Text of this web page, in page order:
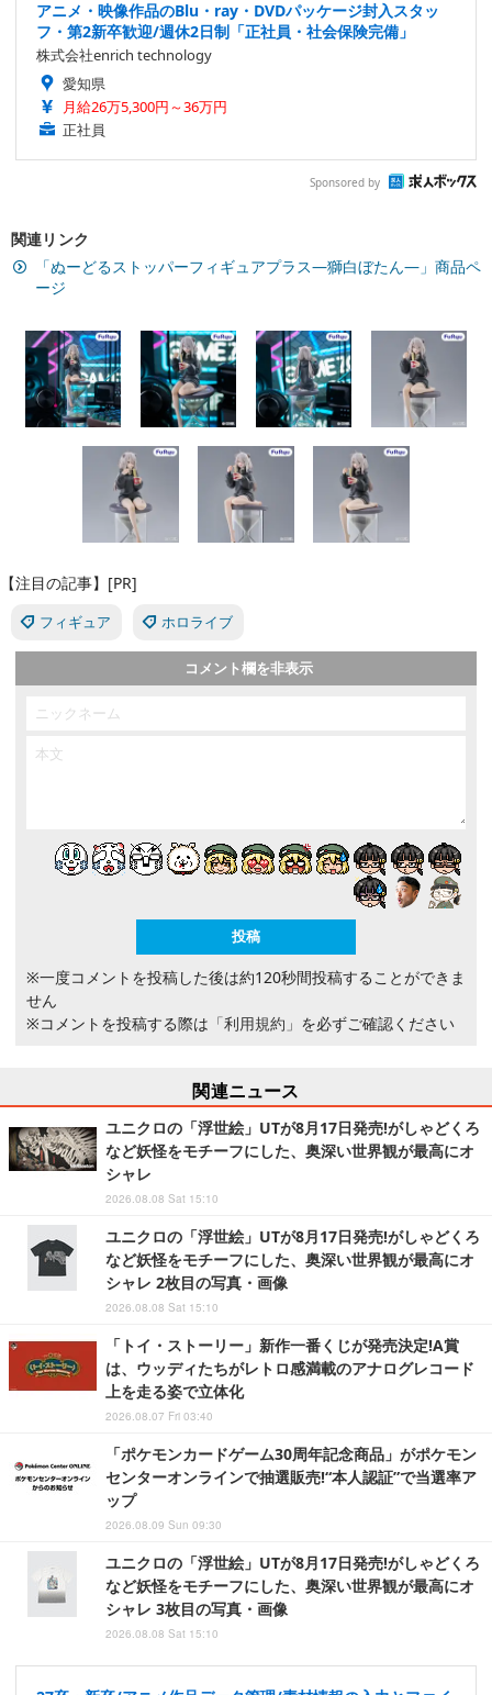
アニメ・映像作品のBlu・ray・DVDパッケージ封入スタッ
フ・第2新卒歓迎/週休2日制「正社員・社会保険完備」
株式会社enrich technology
愛知県
月給26万5,300円～36万円
正社員
Sponsored by
関連リンク
「ぬーどるストッパーフィギュアプラス―獅白ぼたん―」商品ペ
ージ
【注目の記事】[PR]
フィギュア ホロライブ
コメント欄を非表示
※一度コメントを投稿した後は約120秒間投稿することができま
せん
※コメントを投稿する際は 「利用規約」 を必ずご確認ください
関連ニュース
ユニクロの「浮世絵」UTが8月17日発売!がしゃどくろ
など妖怪をモチーフにした、奥深い世界観が最高にオ
シャレ
2026.08.08 Sat 15:10
ユニクロの「浮世絵」UTが8月17日発売!がしゃどくろ
など妖怪をモチーフにした、奥深い世界観が最高にオ
シャレ 2枚目の写真・画像
2026.08.08 Sat 15:10
「トイ・ストーリー」新作一番くじが発売決定!A賞
は、ウッディたちがレトロ感満載のアナログレコード
上を走る姿で立体化
2026.08.07 Fri 03:40
「ポケモンカードゲーム30周年記念商品」がポケモン
センターオンラインで抽選販売!“本人認証”で当選率ア
ップ
2026.08.09 Sun 09:30
ユニクロの「浮世絵」UTが8月17日発売!がしゃどくろ
など妖怪をモチーフにした、奥深い世界観が最高にオ
シャレ 3枚目の写真・画像
2026.08.08 Sat 15:10